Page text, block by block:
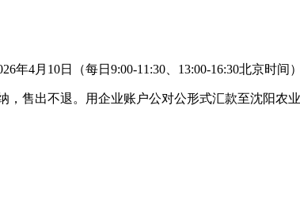
年4月10日（每日9:00-11:30、13:00-16:30北京时间
，售出不退。用企业账户公对公形式汇款至沈阳农